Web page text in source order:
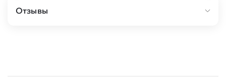
Отзывы